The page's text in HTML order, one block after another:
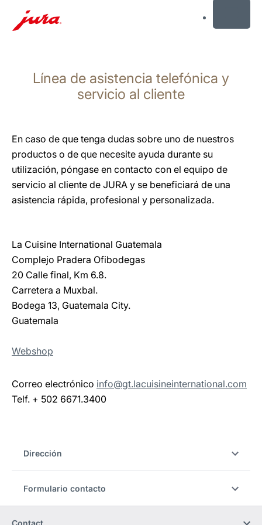
búsqueda
Línea de asistencia telefónica y
servicio al cliente
En caso de que tenga dudas sobre uno de nuestros
productos o de que necesite ayuda durante su
utilización, póngase en contacto con el equipo de
servicio al cliente de JURA y se beneficiará de una
asistencia rápida, profesional y personalizada.
La Cuisine International Guatemala
Complejo Pradera Ofibodegas
20 Calle final, Km 6.8.
Carretera a Muxbal.
Bodega 13, Guatemala City.
Guatemala
Webshop
Correo electrónico info@gt.lacuisineinternational.com
Telf. + 502 6671.3400
Dirección
Formulario contacto
Contact